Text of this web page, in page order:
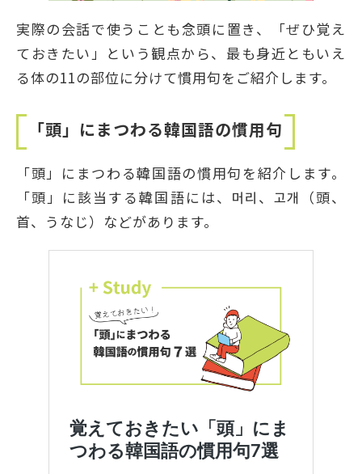
実際の会話で使うことも念頭に置き、「ぜひ覚え
ておきたい」という観点から、最も身近ともいえ
る体の11の部位に分けて慣用句をご紹介します。
「頭」にまつわる韓国語の慣用句
「頭」にまつわる韓国語の慣用句を紹介します。
「頭」に該当する韓国語には、머리、고개（頭、
首、うなじ）などがあります。